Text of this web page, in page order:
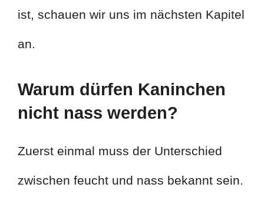
ist, schauen wir uns im nächsten Kapitel
an.
Warum dürfen Kaninchen
nicht nass werden?
Zuerst einmal muss der Unterschied
zwischen feucht und nass bekannt sein.